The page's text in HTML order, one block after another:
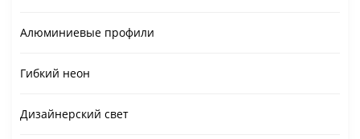
Алюминиевые профили
Гибкий неон
Дизайнерский свет